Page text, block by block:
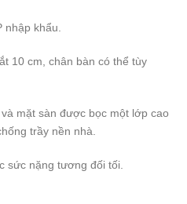
nhập khẩu.
10 cm, chân bàn có thể tùy
mặt sàn được bọc một lớp cao
trầy nền nhà.
sức nặng tương đối tối.